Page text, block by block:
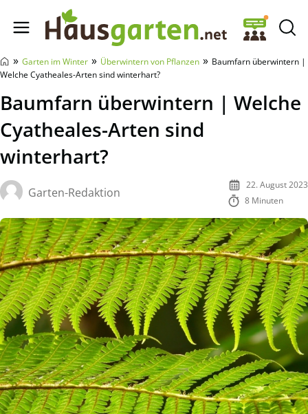
Hausgarten.net
» Garten im Winter » Überwintern von Pflanzen » Baumfarn überwintern |
Welche Cyatheales-Arten sind winterhart?
Baumfarn überwintern | Welche
Cyatheales-Arten sind
winterhart?
Garten-Redaktion
22. August 2023
8 Minuten